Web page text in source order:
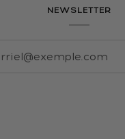
NEWSLETTER